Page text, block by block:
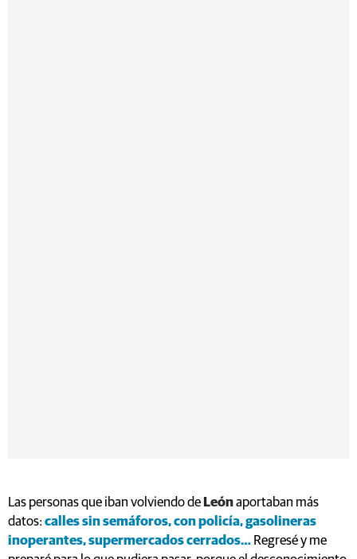
Las personas que iban volviendo de Leónaportaban más
datos: calles sin semáforos, con policía, gasolineras
inoperantes, supermercados cerrados… Regresé y me